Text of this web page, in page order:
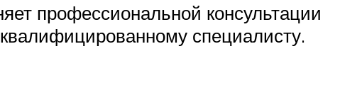
профессиональной консультации
специалисту.